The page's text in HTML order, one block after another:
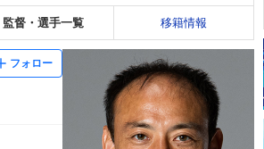
監督・選手一覧 移籍情報
フォロー